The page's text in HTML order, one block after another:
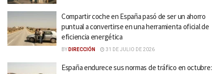
Compartir coche en España pasó de ser un ahorro
puntual a convertirse en una herramienta oficial de
eficiencia energética
BY DIRECCIÓN 31 DE JULIO DE 2026
España endurece sus normas de tráfico en octubre: